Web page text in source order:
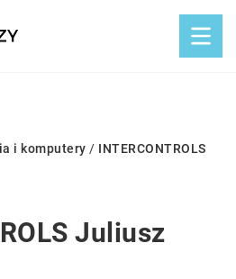
i komputery / INTERCONTROLS
Juliusz